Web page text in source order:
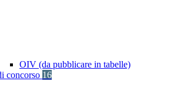
OIV (da pubblicare in tabelle)
concorso 16